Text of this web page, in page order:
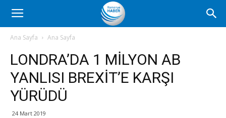
Romanya
Haber
Ana Sayfa Ana Sayfa
LONDRA’DA 1 MİLYON AB
YANLISI BREXİT’E KARŞI
YÜRÜDÜ
24 Mart 2019